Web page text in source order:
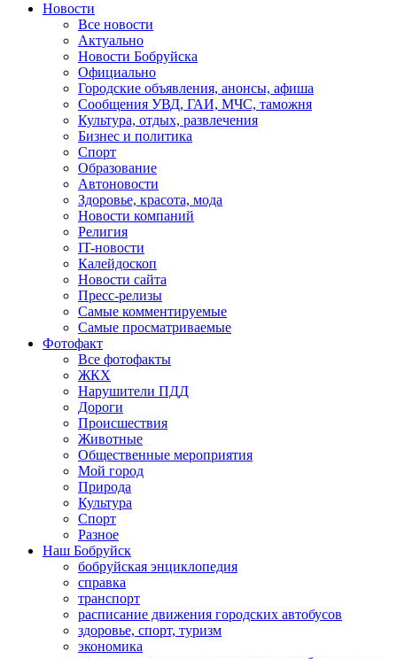
Новости
Все новости
Актуально
Новости Бобруйска
Официально
Городские объявления, анонсы, афиша
Сообщения УВД, ГАИ, МЧС, таможня
Культура, отдых, развлечения
Бизнес и политика
Спорт
Образование
Автоновости
Здоровье, красота, мода
Новости компаний
Религия
IT-новости
Калейдоскоп
Новости сайта
Пресс-релизы
Самые комментируемые
Самые просматриваемые
Фотофакт
Все фотофакты
ЖКХ
Нарушители ПДД
Дороги
Происшествия
Животные
Общественные мероприятия
Мой город
Природа
Культура
Спорт
Разное
Наш Бобруйск
бобруйская энциклопедия
справка
транспорт
расписание движения городских автобусов
здоровье, спорт, туризм
экономика